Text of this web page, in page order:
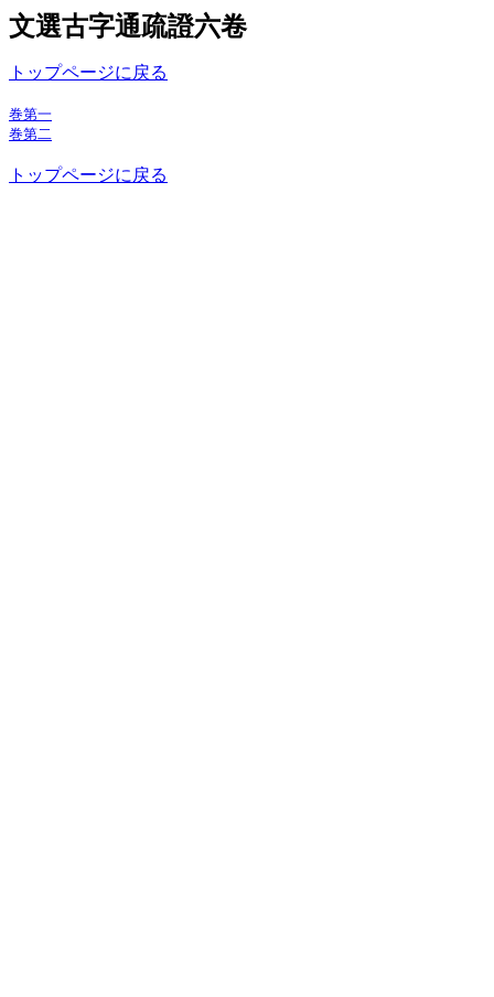
文選古字通疏證六卷
トップページに戻る
巻第一
巻第二
トップページに戻る